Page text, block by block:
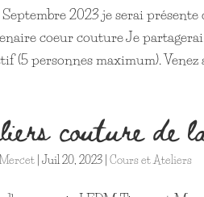
2023 je serai
coeur couture Je
(5 personnes maximum). Venez
couture de
|Juil 20, 2023 |Cours et Ateliers